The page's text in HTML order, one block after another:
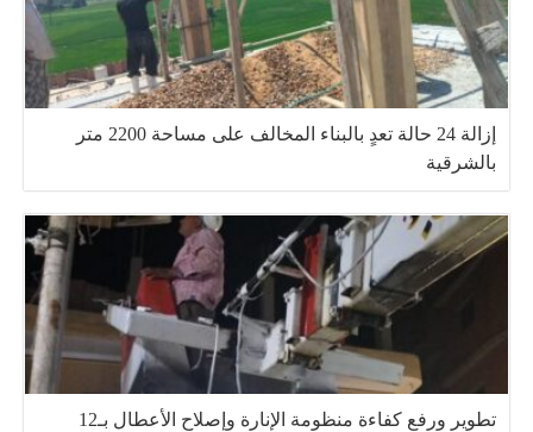
إزالة 24 حالة تعدٍ بالبناء المخالف على مساحة 2200 متر
بالشرقية
تطوير ورفع كفاءة منظومة الإنارة وإصلاح الأعطال بـ12